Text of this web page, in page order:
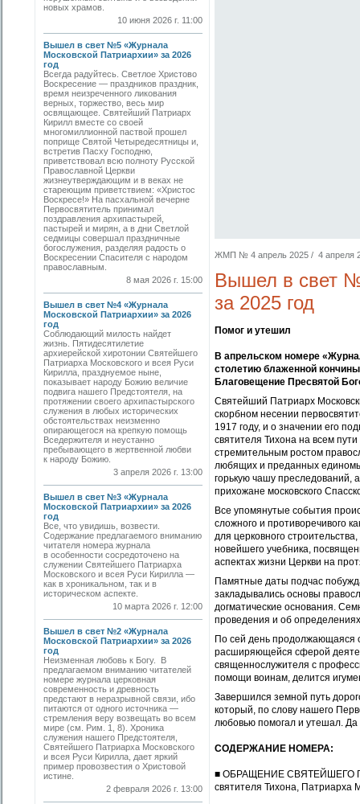
новых храмов.
10 июня 2026 г. 11:00
Вышел в свет №5 «Журнала
Московской Патриархии» за 2026
год
Всегда радуйтесь. Светлое Христово
Воскресение — праздников праздник,
время неизреченного ликования
верных, торжество, весь мир
освящающее. Святейший Патриарх
Кирилл вместе со своей
многомиллионной паствой прошел
поприще Святой Четыредесятницы и,
встретив Пасху Господню,
приветствовал всю полноту Русской
Православной Церкви
жизнеутверждающим и в веках не
стареющим приветствием: «Христос
Воскресе!» На пасхальной вечерне
Первосвятитель принимал
поздравления архипастырей,
пастырей и мирян, а в дни Светлой
седмицы совершал праздничные
богослужения, разделяя радость о
Воскресении Спасителя с народом
православным.
8 мая 2026 г. 15:00
Вышел в свет №4 «Журнала
Московской Патриархии» за 2026
год
Соблюдающий милость найдет
жизнь. Пятидесятилетие
архиерейской хиротонии Святейшего
Патриарха Московского и всея Руси
Кирилла, празднуемое ныне,
показывает народу Божию величие
подвига нашего Предстоятеля, на
протяжении своего архипастырского
служения в любых исторических
обстоятельствах неизменно
опирающегося на крепкую помощь
Вседержителя и неустанно
пребывающего в жертвенной любви
к народу Божию.
3 апреля 2026 г. 13:00
Вышел в свет №3 «Журнала
Московской Патриархии» за 2026
год
Все, что увидишь, возвести.
Содержание предлагаемого вниманию
читателя номера журнала
в особенности сосредоточено на
служении Святейшего Патриарха
Московского и всея Руси Кирилла —
как в хроникальном, так и в
историческом аспекте.
10 марта 2026 г. 12:00
Вышел в свет №2 «Журнала
Московской Патриархии» за 2026
год
Неизменная любовь к Богу. В
предлагаемом вниманию читателей
номере журнала церковная
современность и древность
предстают в неразрывной связи, ибо
питаются от одного источника —
стремления веру возвещать во всем
мире (см. Рим. 1, 8). Хроника
служения нашего Предстоятеля,
Святейшего Патриарха Московского
и всея Руси Кирилла, дает яркий
пример провозвестия о Христовой
истине.
2 февраля 2026 г. 13:00
ЖМП № 4 апрель 2025 / 4 апреля
Вышел в свет
за 2025 год
Помог и утешил
В апрельском номере
столетию блаженной
Благовещение Пресвятой
Святейший Патриарх
скорбном несении
1917 году, и о значении его
святителя Тихона на всем
стремительным ростом
любящих и преданных
горькую чашу преследований,
прихожане московского
Все упомянутые события
сложного и противоречивого
для церковного
новейшего учебника,
аспектах жизни Церкви на
Памятные даты подчас
закладывались основы
догматические основания.
проведения и об
По сей день продолжающаяся
расширяющейся сферой
священнослужителя с
помощи воинам, делится
Завершился земной путь
который, по слову нашего
любовью помогал и утешал. Да
СОДЕРЖАНИЕ НОМЕРА:
■ ОБРАЩЕНИЕ СВЯТЕЙШЕГО
святителя Тихона, Патриарха